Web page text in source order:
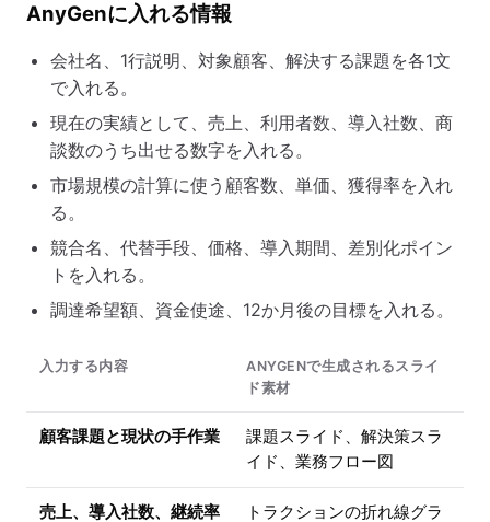
AnyGenに入れる情報
会社名、1行説明、対象顧客、解決する課題を各1文
で入れる。
現在の実績として、売上、利用者数、導入社数、商
談数のうち出せる数字を入れる。
市場規模の計算に使う顧客数、単価、獲得率を入れ
る。
競合名、代替手段、価格、導入期間、差別化ポイン
トを入れる。
調達希望額、資金使途、12か月後の目標を入れる。
入力する内容
ANYGENで生成されるスライ
ド素材
顧客課題と現状の手作業
課題スライド、解決策スラ
イド、業務フロー図
売上、導入社数、継続率 トラクションの折れ線グラ